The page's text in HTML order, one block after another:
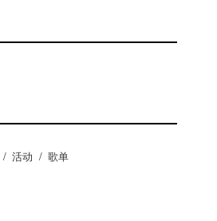
/ 活动 / 歌单